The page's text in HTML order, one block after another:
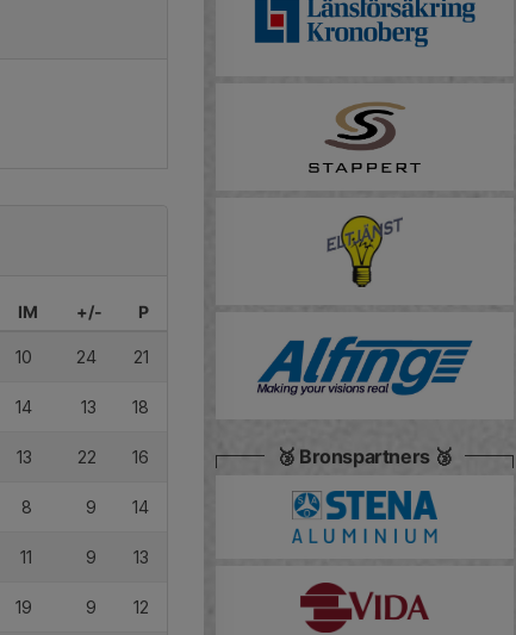
IM +/- P
10 24 21
14 13 18
13 22 16
8 9 14
11 9 13
19 9 12
🥉 Bronspartners 🥉